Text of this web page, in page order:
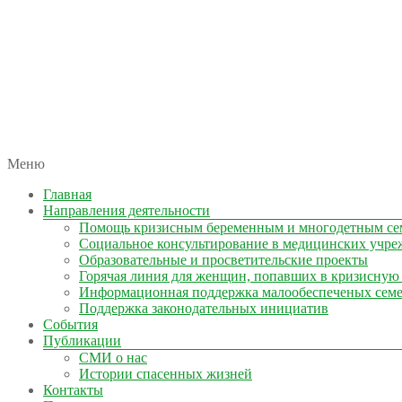
КОЛЫМА — ЗА ЖИЗНЬ
автономная некоммерческая организация
Меню
Главная
Направления деятельности
Помощь кризисным беременным и многодетным
Социальное консультирование в медицинских
Образовательные и просветительские проекты
Горячая линия для женщин, попавших в
Информационная поддержка малообеспеченых
Поддержка законодательных инициатив
События
Публикации
СМИ о нас
Истории спасенных жизней
Контакты